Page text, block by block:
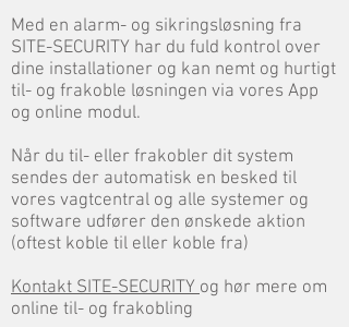
Med en alarm- og sikringsløsning fra
SITE-SECURITY har du fuld kontrol over
dine installationer og kan nemt og hurtigt
til- og frakoble løsningen via vores App
og online modul.
Når du til- eller frakobler dit system
sendes der automatisk en besked til
vores vagtcentral og alle systemer og
software udfører den ønskede aktion
(oftest koble til eller koble fra)
Kontakt SITE-SECURITYog hør mere om
online til- og frakobling